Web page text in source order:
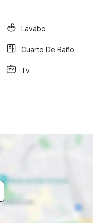
Lavabo
Cuarto De Baño
Tv